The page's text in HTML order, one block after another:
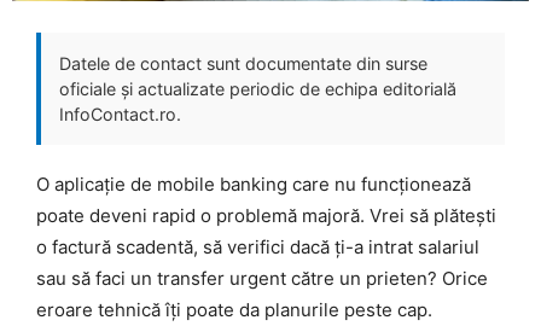
Datele de contact sunt documentate din surse
oficiale și actualizate periodic de echipa editorială
InfoContact.ro.
O aplicație de mobile banking care nu funcționează
poate deveni rapid o problemă majoră. Vrei să plătești
o factură scadentă, să verifici dacă ți-a intrat salariul
sau să faci un transfer urgent către un prieten? Orice
eroare tehnică îți poate da planurile peste cap.